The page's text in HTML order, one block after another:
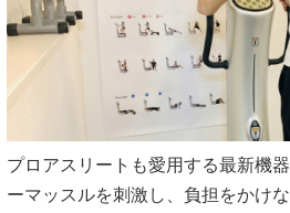
プロアスリートも愛用する最新機
ーマッスルを刺激し、負担をかけ